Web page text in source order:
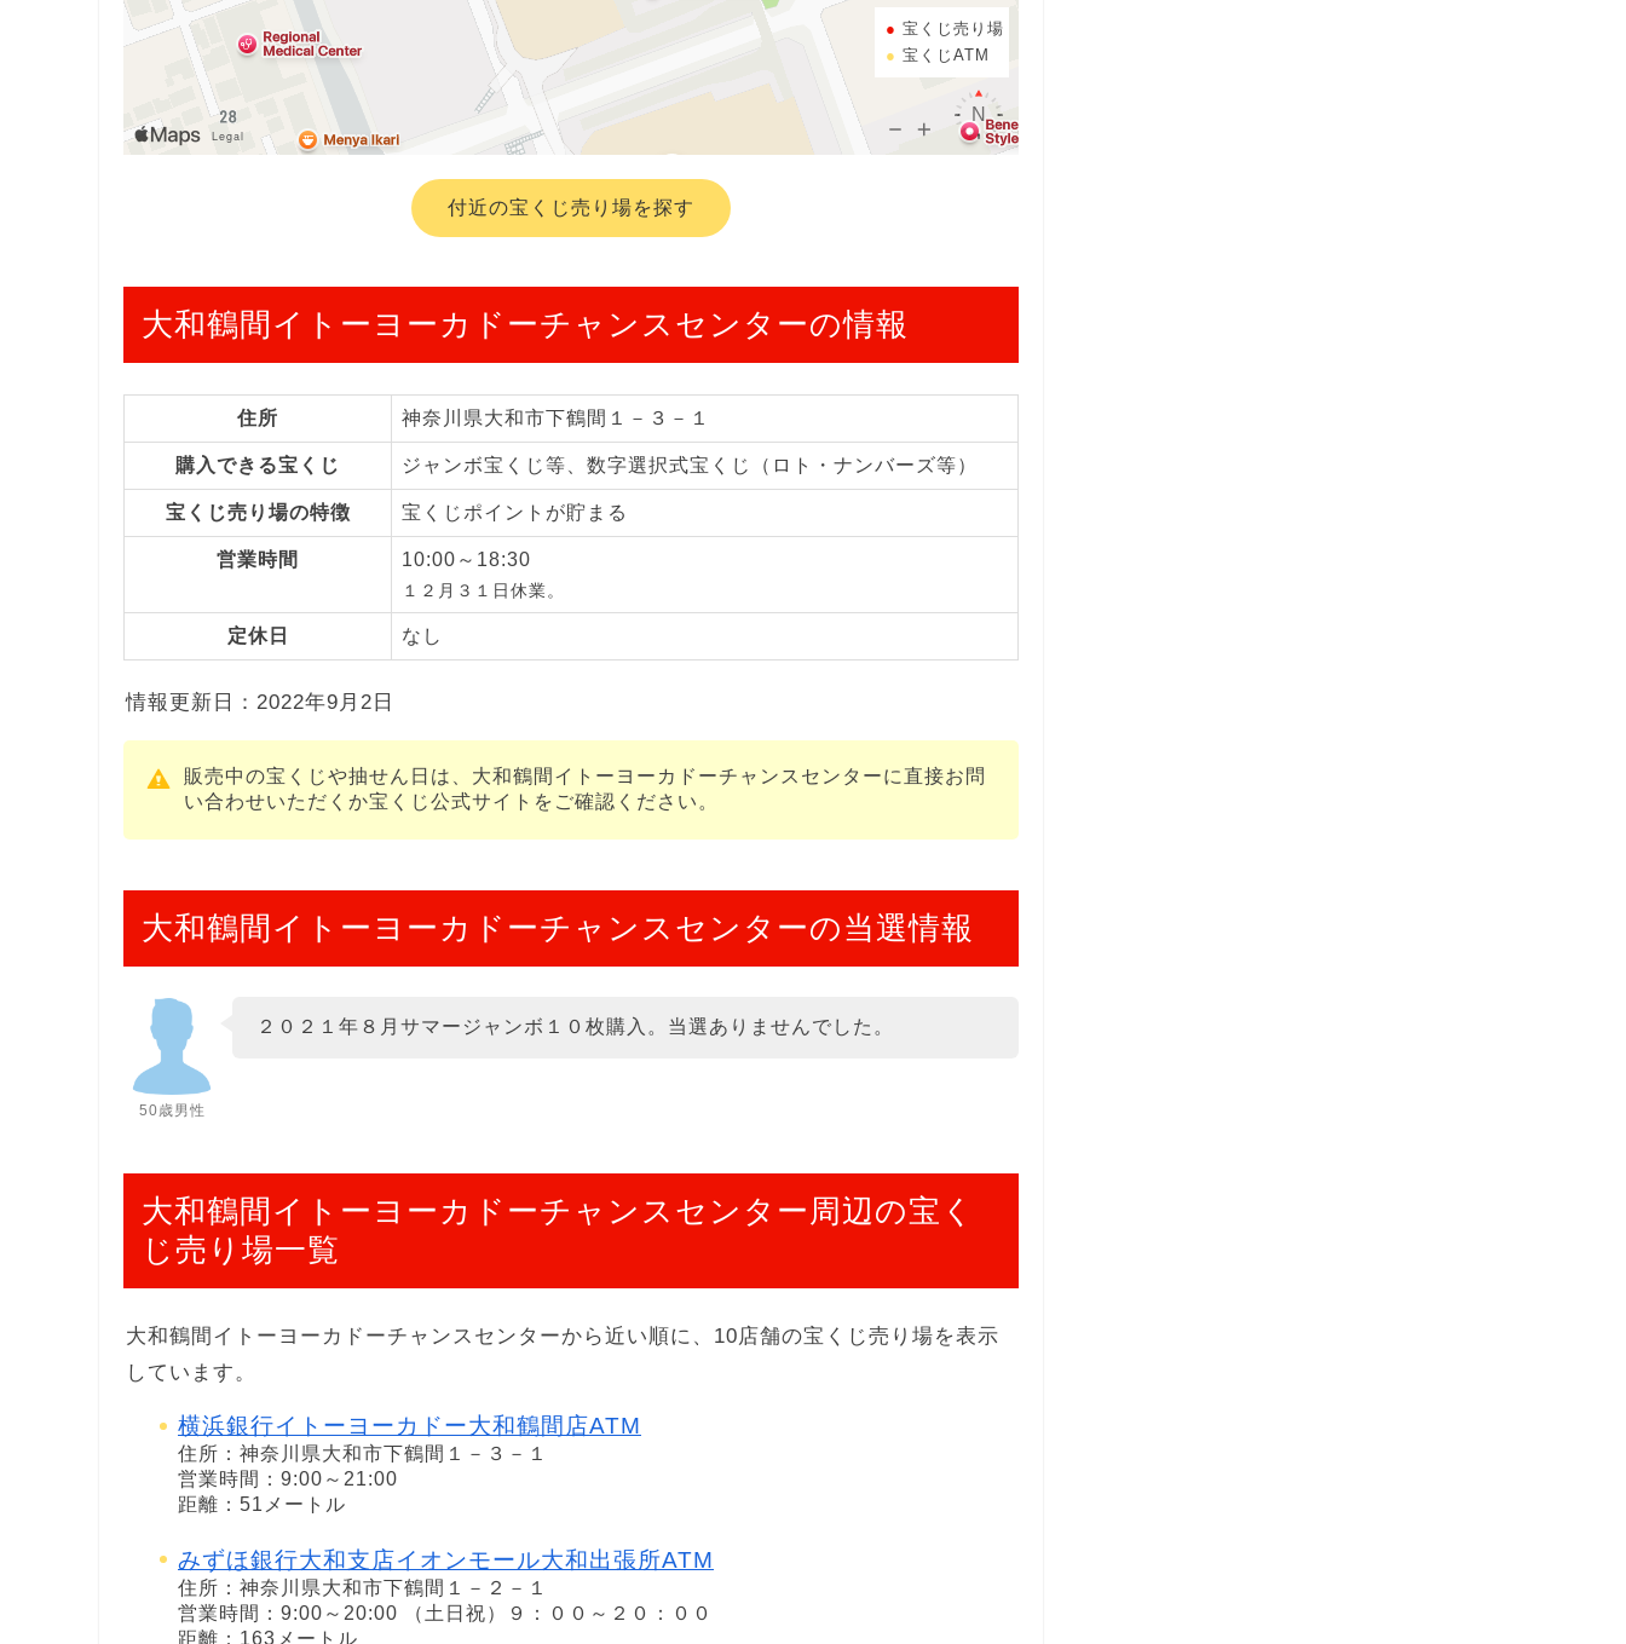
宝くじ売り場
宝くじATM
付近の宝くじ売り場を探す
大和鶴間イトーヨーカドーチャンスセンターの情報
住所 神奈川県大和市下鶴間１－３－１
購入できる宝くじ ジャンボ宝くじ等、数字選択式宝くじ（ロト・ナンバーズ等）
宝くじ売り場の特徴 宝くじポイントが貯まる
営業時間 10:00～18:30
１２月３１日休業。
定休日 なし
情報更新日：2022年9月2日
販売中の宝くじや抽せん日は、大和鶴間イトーヨーカドーチャンスセンターに直接お問
い合わせいただくか宝くじ公式サイトをご確認ください。
大和鶴間イトーヨーカドーチャンスセンターの当選情報
50歳男性
２０２１年８月サマージャンボ１０枚購入。当選ありませんでした。
大和鶴間イトーヨーカドーチャンスセンター周辺の宝く
じ売り場一覧
大和鶴間イトーヨーカドーチャンスセンターから近い順に、10店舗の宝くじ売り場を表示
しています。
横浜銀行イトーヨーカドー大和鶴間店ATM
住所：神奈川県大和市下鶴間１－３－１
営業時間：9:00～21:00
距離：51メートル
みずほ銀行大和支店イオンモール大和出張所ATM
住所：神奈川県大和市下鶴間１－２－１
営業時間：9:00～20:00 （土日祝）９：００～２０：００
距離：163メートル